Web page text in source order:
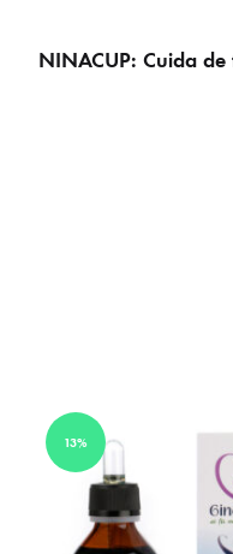
NINACUP: Cuida
13%